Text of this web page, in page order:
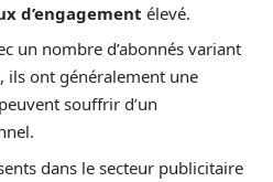
d’engagement élevé.
un nombre d’abonnés variant
ont généralement une
souffrir d’un
dans le secteur publicitaire